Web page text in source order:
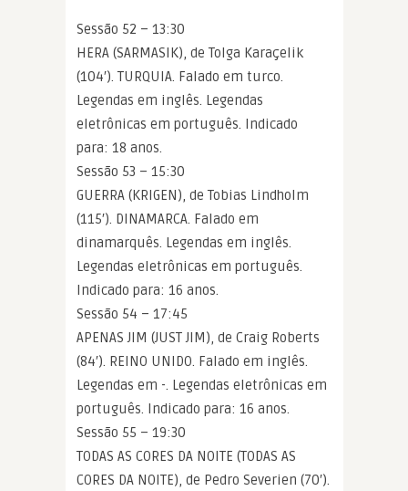
Sessão 52 – 13:30
HERA (SARMASIK), de Tolga Karaçelik
(104′). TURQUIA. Falado em turco.
Legendas em inglês. Legendas
eletrônicas em português. Indicado
para: 18 anos.
Sessão 53 – 15:30
GUERRA (KRIGEN), de Tobias Lindholm
(115′). DINAMARCA. Falado em
dinamarquês. Legendas em inglês.
Legendas eletrônicas em português.
Indicado para: 16 anos.
Sessão 54 – 17:45
APENAS JIM (JUST JIM), de Craig Roberts
(84′). REINO UNIDO. Falado em inglês.
Legendas em -. Legendas eletrônicas em
português. Indicado para: 16 anos.
Sessão 55 – 19:30
TODAS AS CORES DA NOITE (TODAS AS
CORES DA NOITE), de Pedro Severien (70′).